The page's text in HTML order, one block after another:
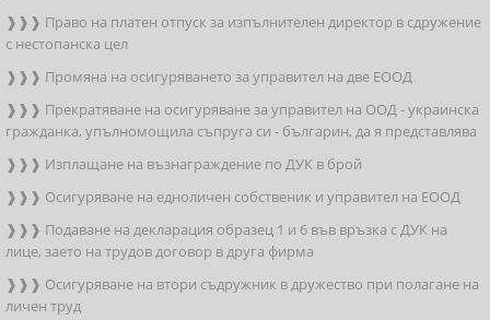
❱❱❱ Право на платен отпуск за изпълнителен директор в сдружение
с нестопанска цел
❱❱❱ Промяна на осигуряването за управител на две ЕООД
❱❱❱ Прекратяване на осигуряване за управител на ООД - украинска
гражданка, упълномощила съпруга си - българин, да я представлява
❱❱❱ Изплащане на възнаграждение по ДУК в брой
❱❱❱ Осигуряване на едноличен собственик и управител на ЕООД
❱❱❱ Подаване на декларация образец 1 и 6 във връзка с ДУК на
лице, заето на трудов договор в друга фирма
❱❱❱ Осигуряване на втори съдружник в дружество при полагане на
личен труд